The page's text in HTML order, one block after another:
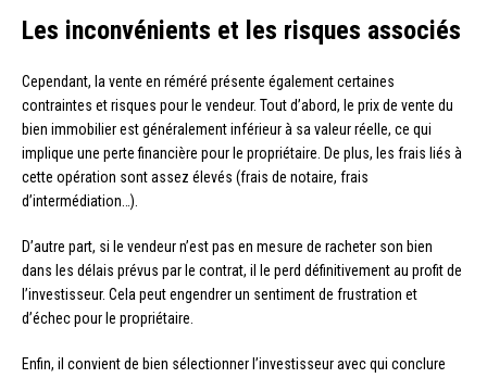
Les inconvénients et les risques associés
Cependant, la vente en réméré présente également certaines
contraintes et risques pour le vendeur. Tout d’abord, le prix de vente du
bien immobilier est généralement inférieur à sa valeur réelle, ce qui
implique une perte financière pour le propriétaire. De plus, les frais liés à
cette opération sont assez élevés (frais de notaire, frais
d’intermédiation…).
D’autre part, si le vendeur n’est pas en mesure de racheter son bien
dans les délais prévus par le contrat, il le perd définitivement au profit de
l’investisseur. Cela peut engendrer un sentiment de frustration et
d’échec pour le propriétaire.
Enfin, il convient de bien sélectionner l’investisseur avec qui conclure